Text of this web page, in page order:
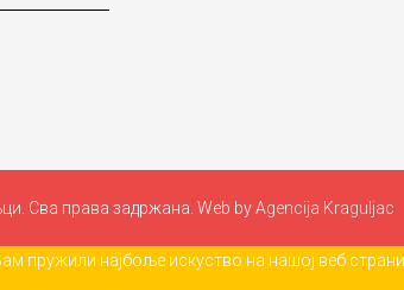
Сва права задржана. Web byAgencija Kraguljac
пружили најбоље искуство на нашој веб